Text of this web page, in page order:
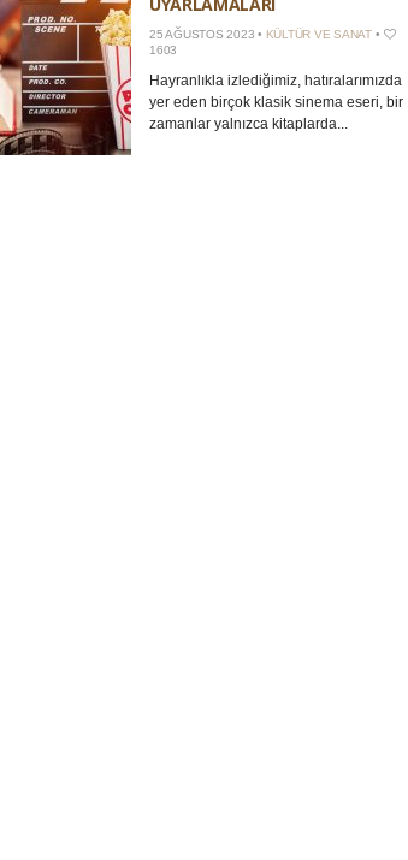
25 AĞUSTOS 2023 • KÜLTÜR VE SANAT•
1603
Hayranlıkla izlediğimiz, hatıralarımızda
yer eden birçok klasik sinema eseri, bir
zamanlar yalnızca kitaplarda...